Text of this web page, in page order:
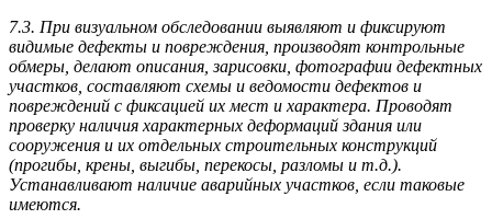
7.3. При визуальном обследовании выявляют и фиксируют
видимые дефекты и повреждения, производят контрольные
обмеры, делают описания, зарисовки, фотографии дефектных
участков, составляют схемы и ведомости дефектов и
повреждений с фиксацией их мест и характера. Проводят
проверку наличия характерных деформаций здания или
сооружения и их отдельных строительных конструкций
(прогибы, крены, выгибы, перекосы, разломы и т.д.).
Устанавливают наличие аварийных участков, если таковые
имеются.